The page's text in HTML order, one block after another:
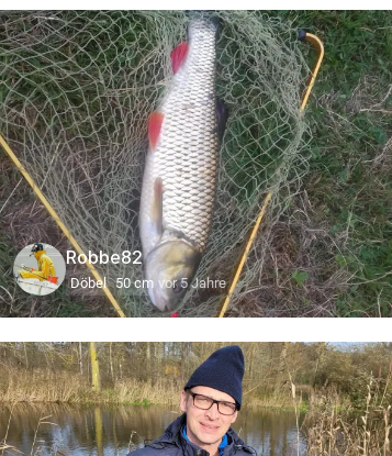
Robbe82
Döbel 50 cm vor 5 Jahre